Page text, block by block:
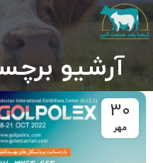
آرشیو
30
مهر